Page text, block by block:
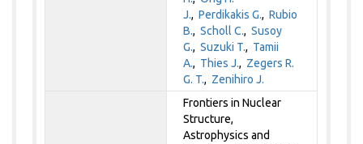
J.,Perdikakis G.,Rubio
B.,Scholl C.,Susoy
G.,Suzuki T., Tamii
A., Thies J., Zegers R.
G. T., Zenihiro J.
Frontiers in Nuclear
Structure,
Astrophysics and